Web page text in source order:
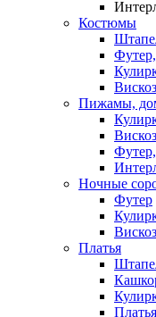
Костюмы
Пижамы,
Ночные
Футер
Платья